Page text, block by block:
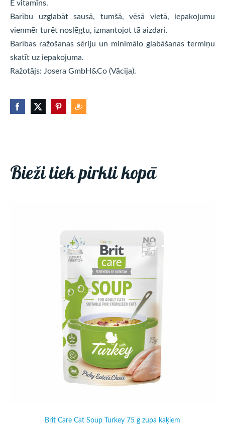
E vitamīns.
Barību uzglabāt sausā, tumšā, vēsā vietā, iepakojumu
vienmēr turēt noslēgtu, izmantojot tā aizdari.
Barības ražošanas sēriju un minimālo glabāšanas termiņu
skatīt uz iepakojuma.
Ražotājs: Josera GmbH&Co (Vācija).
Bieži tiek pirkti kopā
Brit Care Cat Soup Turkey 75 g zupa kaķiem